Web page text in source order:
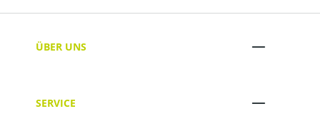
ÜBER UNS
SERVICE